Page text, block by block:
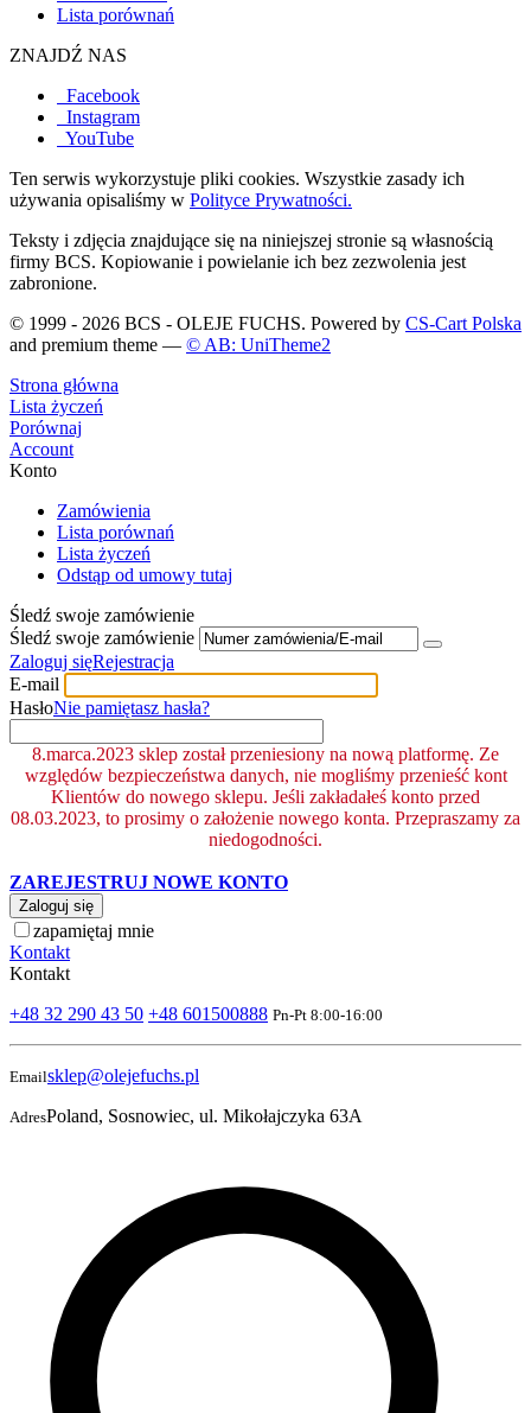
Lista porównań
ZNAJDŹ NAS
Facebook
Instagram
YouTube
Ten serwis wykorzystuje pliki cookies. Wszystkie zasady ich
używania opisaliśmy w Polityce Prywatności.
Teksty i zdjęcia znajdujące się na niniejszej stronie są własnością
firmy BCS. Kopiowanie i powielanie ich bez zezwolenia jest
zabronione.
© 1999 - 2026 BCS - OLEJE FUCHS. Powered by CS-Cart Polska
and premium theme — © AB: UniTheme2
Strona główna
Lista życzeń
Porównaj
Account
Konto
Zamówienia
Lista porównań
Lista życzeń
Odstąp od umowy tutaj
Śledź swoje zamówienie
Śledź swoje zamówienie
Zaloguj sięRejestracja
E-mail
HasłoNie pamiętasz hasła?
8.marca.2023 sklep został przeniesiony na nową platformę. Ze
względów bezpieczeństwa danych, nie mogliśmy przenieść kont
Klientów do nowego sklepu. Jeśli zakładałeś konto przed
08.03.2023, to prosimy o założenie nowego konta. Przepraszamy za
niedogodności.
ZAREJESTRUJ NOWE KONTO
Zaloguj się
zapamiętaj mnie
Kontakt
Kontakt
+48 32 290 43 50 +48 601500888 Pn-Pt 8:00-16:00
Emailsklep@olejefuchs.pl
AdresPoland, Sosnowiec, ul. Mikołajczyka 63A